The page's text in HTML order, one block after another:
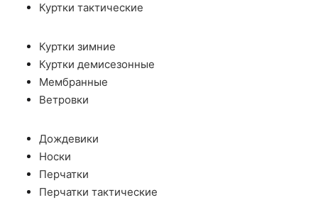
Куртки тактические
Куртки зимние
Куртки демисезонные
Мембранные
Ветровки
Дождевики
Носки
Перчатки
Перчатки тактические